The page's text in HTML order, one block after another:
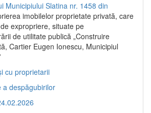
Municipiului Slatina nr. 1458 din
imobilelor proprietate privată, care
expropriere, situate pe
de utilitate publică „Construire
Cartier Eugen Ionescu, Municipiul
cu proprietarii
a despăgubirilor